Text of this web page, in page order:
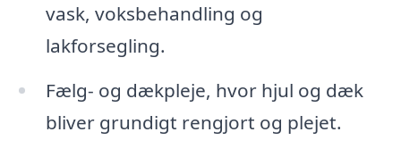
vask, voksbehandling og
lakforsegling.
Fælg- og dækpleje, hvor hjul og dæk
bliver grundigt rengjort og plejet.